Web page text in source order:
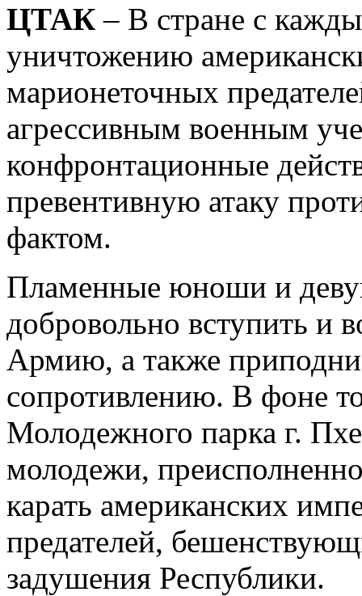
ЦТАК – В стране с
уничтожению
марионеточных
агрессивным военным
конфронтационные
превентивную атаку
фактом.
Пламенные юноши и
добровольно вступить и
Армию, а также
сопротивлению. В фоне
Молодежного парка г.
молодежи,
карать американских
предателей,
задушения Республики.